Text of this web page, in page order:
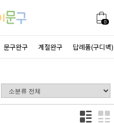
0
문구완구 계절완구 답례품(구디백)